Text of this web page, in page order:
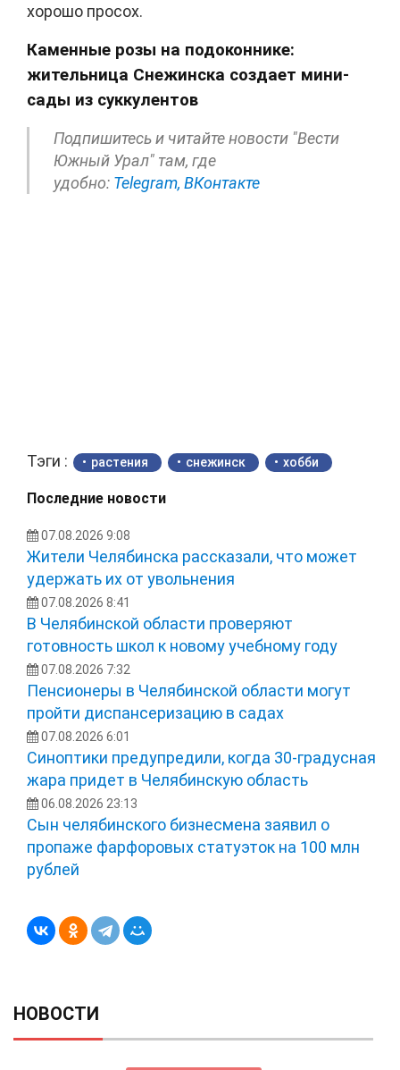
хорошо просох.
Каменные розы на подоконнике:
жительница Снежинска создает мини-
сады из суккулентов
Подпишитесь и читайте новости "Вести
Южный Урал" там, где
удобно: Telegram, ВКонтакте
Тэги : растения снежинск хобби
Последние новости
07.08.2026 9:08
Жители Челябинска рассказали, что может
удержать их от увольнения
07.08.2026 8:41
В Челябинской области проверяют
готовность школ к новому учебному году
07.08.2026 7:32
Пенсионеры в Челябинской области могут
пройти диспансеризацию в садах
07.08.2026 6:01
Синоптики предупредили, когда 30-градусная
жара придет в Челябинскую область
06.08.2026 23:13
Сын челябинского бизнесмена заявил о
пропаже фарфоровых статуэток на 100 млн
рублей
НОВОСТИ